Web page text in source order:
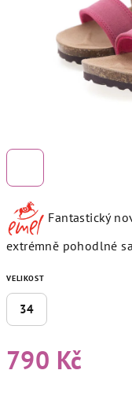
Fantastický
extrémně pohodlné
VELIKOST
34
790 Kč